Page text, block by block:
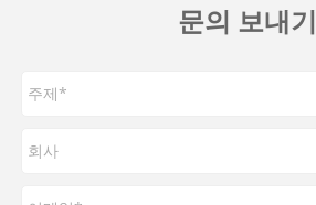
문의 보내기